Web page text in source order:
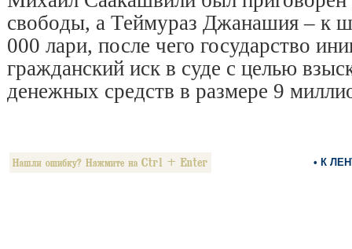
свободы, а Теймураз Джанашия – к
000 лари, после чего государство
гражданский иск в суде с целью
денежных средств в размере 9
• К